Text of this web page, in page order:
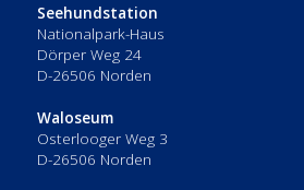
Seehundstation
Nationalpark-Haus
Dörper Weg 24
D-26506 Norden
Waloseum
Osterlooger Weg 3
D-26506 Norden